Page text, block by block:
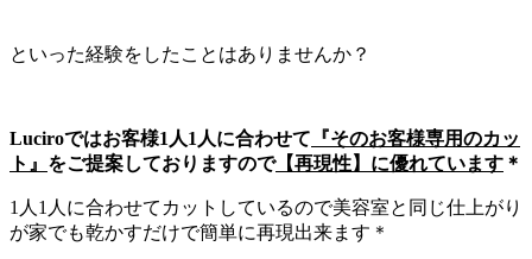
といった経験をしたことはありませんか？
Luciroではお客様1人1人に合わせて 『そのお客様専用のカッ
ト』 をご提案しておりますので【再現性】に優れています ＊
1人1人に合わせてカットしているので美容室と同じ仕上がり
が家でも乾かすだけで簡単に再現出来ます＊